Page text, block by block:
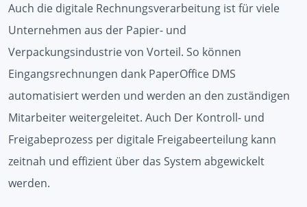
Auch die digitale Rechnungsverarbeitung ist für viele
Unternehmen aus der Papier- und
Verpackungsindustrie von Vorteil. So können
Eingangsrechnungen dank PaperOffice DMS
automatisiert werden und werden an den zuständigen
Mitarbeiter weitergeleitet. Auch Der Kontroll- und
Freigabeprozess per digitale Freigabeerteilung kann
zeitnah und effizient über das System abgewickelt
werden.